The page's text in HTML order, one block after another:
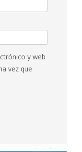
y web
vez que